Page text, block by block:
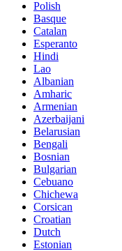
Polish
Basque
Catalan
Esperanto
Hindi
Lao
Albanian
Amharic
Armenian
Azerbaijani
Belarusian
Bengali
Bosnian
Bulgarian
Cebuano
Chichewa
Corsican
Croatian
Dutch
Estonian